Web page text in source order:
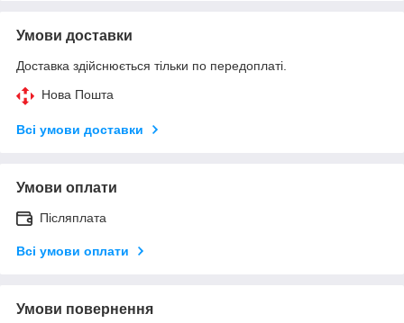
Умови доставки
Доставка здійснюється тільки по передоплаті.
Нова Пошта
Всі умови доставки
Умови оплати
Післяплата
Всі умови оплати
Умови повернення